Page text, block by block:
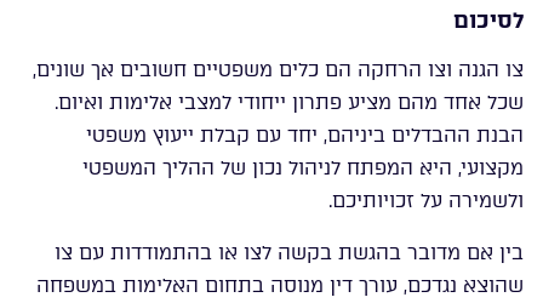
לסיכום
צו הגנה וצו הרחקה הם כלים משפטיים חשובים אך שונים,
שכל אחד מהם מציע פתרון ייחודי למצבי אלימות ואיום.
הבנת ההבדלים ביניהם, יחד עם קבלת ייעוץ משפטי
מקצועי, היא המפתח לניהול נכון של ההליך המשפטי
ולשמירה על זכויותיכם.
בין אם מדובר בהגשת בקשה לצו או בהתמודדות עם צו
שהוצא נגדכם, עורך דין מנוסה בתחום האלימות במשפחה